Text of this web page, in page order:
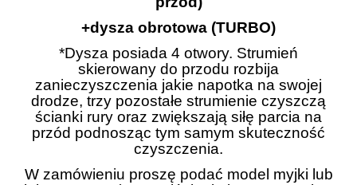
+dysza obrotowa (TURBO)
*Dysza posiada 4 otwory. Strumień
skierowany do przodu rozbija
zanieczyszczenia jakie napotka na swojej
drodze, trzy pozostałe strumienie czyszczą
ścianki rury oraz zwiększają siłę parcia na
przód podnosząc tym samym skuteczność
czyszczenia.
W zamówieniu proszę podać model myjki lub